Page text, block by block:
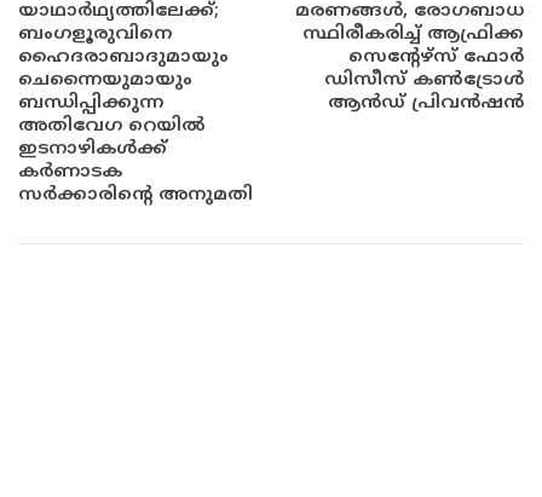
യാഥാർഥ്യത്തിലേക്ക്;
ബംഗളൂരുവിനെ
ഹൈദരാബാദുമായും
ചെന്നൈയുമായും
ബന്ധിപ്പിക്കുന്ന
അതിവേഗ റെയിൽ
ഇടനാഴികൾക്ക്
കർണാടക
സർക്കാരിന്റെ അനുമതി
മരണങ്ങൾ, രോഗബാധ
സ്ഥിരീകരിച്ച് ആഫ്രിക്ക
സെന്റേഴ്സ് ഫോർ
ഡിസീസ് കൺട്രോൾ
ആൻഡ് പ്രിവൻഷൻ